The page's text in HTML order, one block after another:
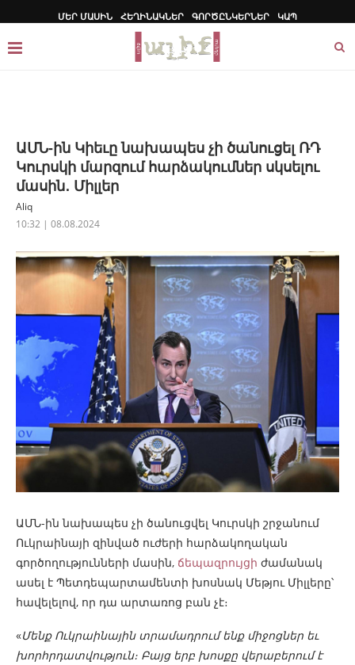
ՄԵՐ ՄԱՍԻՆ ՀԵՂԻՆԱԿՆԵՐ ԳՈՐԾԸՆԿԵՐՆԵՐ ԿԱՊ
ԱՄՆ-ին Կիեւը նախապես չի ծանուցել ՌԴ
Կուրսկի մարզում հարձակումներ սկսելու
մասին․ Միլլեր
Aliq
10:32 | 08.08.2024
ԱՄՆ-ին նախապես չի ծանուցվել Կուրսկի շրջանում
Ուկրաինայի զինված ուժերի հարձակողական
գործողությունների մասին, ճեպազրույցի ժամանակ
ասել է Պետդեպարտամենտի խոսնակ Մեթյու Միլլերը՝
հավելելով, որ դա արտառոց բան չէ։
«Մենք Ուկրաինային տրամադրում ենք միջոցներ եւ
խորհրդատվություն։ Բայց երբ խոսքը վերաբերում է